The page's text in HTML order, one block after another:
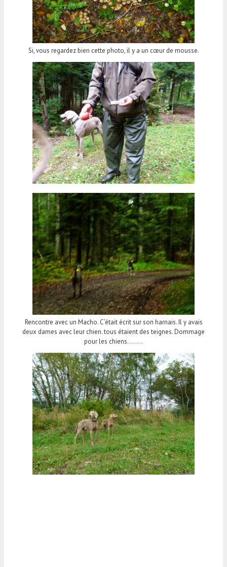
Si, vous regardez bien cette photo, il y a un cœur de mousse.
Rencontre avec un Macho. C’était écrit sur son harnais. Il y avais
deux dames avec leur chien. tous étaient des teignes. Dommage
pour les chiens……..